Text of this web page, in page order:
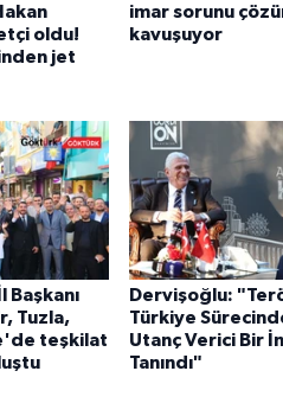
oldu!
jet
imar sorunu
kavuşuyor
Başkanı
Tuzla,
teşkilat
Dervişoğlu:
Türkiye
Utanç Verici Bir
Tanındı"